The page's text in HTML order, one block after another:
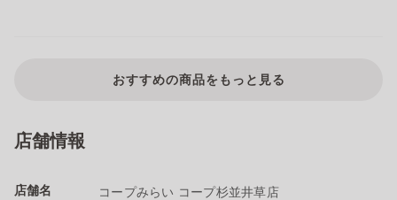
おすすめの商品をもっと見る
店舗情報
店舗名 コープみらい コープ杉並井草店